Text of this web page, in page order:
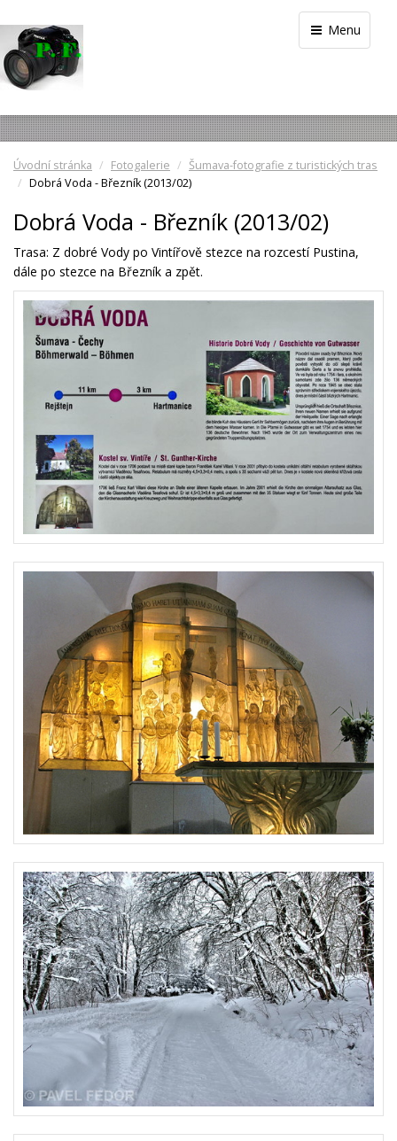
Menu
Úvodní stránka Fotogalerie
Šumava-fotografie z turistických tras
Dobrá Voda - Březník (2013/02)
Dobrá Voda - Březník (2013/02)
Trasa: Z dobré Vody po Vintířově stezce na rozcestí Pustina,
dále po stezce na Březník a zpět.